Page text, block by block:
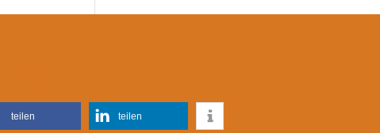
teilen teilen